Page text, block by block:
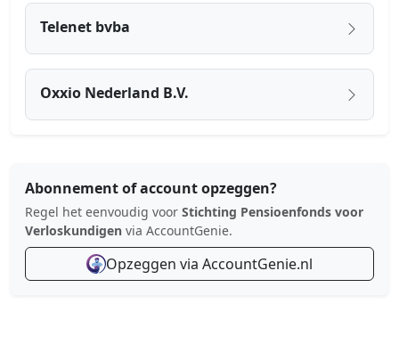
Telenet bvba
Oxxio Nederland B.V.
Abonnement of account opzeggen?
Regel het eenvoudig voor Stichting Pensioenfonds voor
Verloskundigen via AccountGenie.
Opzeggen via AccountGenie.nl